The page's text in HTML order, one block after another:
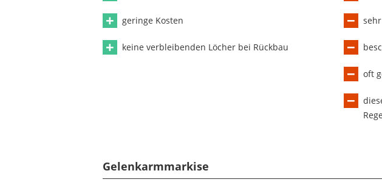
geringe Kosten
keine verbleibenden Löcher bei Rückbau
oft
Gelenkarmmarkise